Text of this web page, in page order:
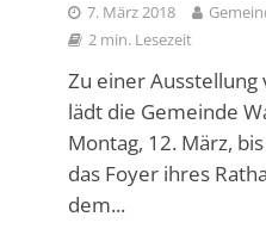
7. März 2018
2 min. Lesezeit
Zu einer Ausstellung
lädt die Gemeinde
Montag, 12. März,
das Foyer ihres
dem...